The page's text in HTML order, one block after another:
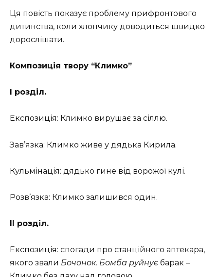
Ця повість показує проблему прифронтового
дитинства, коли хлопчику доводиться швидко
дорослішати.
Композиція твору “Климко”
І розділ.
Експозиція: Климко вирушає за сіллю.
Зав’язка: Климко живе у дядька Кирила.
Кульмінація: дядько гине від ворожої кулі.
Розв’язка: Климко залишився один.
ІІ розділ.
Експозиція: спогади про станційного аптекара,
якого звали Бочонок. Бомба руйнує барак –